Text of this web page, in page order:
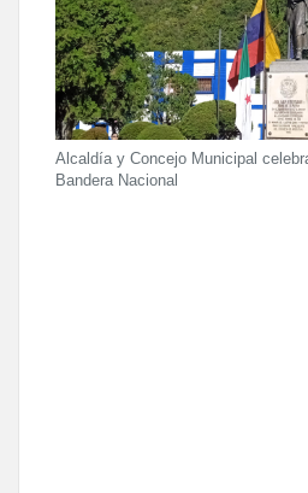
Alcaldía y Concejo Municipal
Bandera Nacional